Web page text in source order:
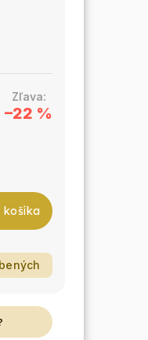
–22 %
košíka